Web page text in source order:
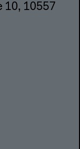
10, 10557